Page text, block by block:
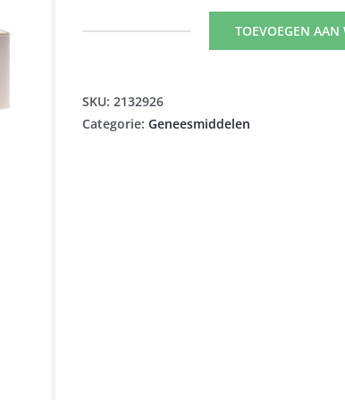
NEOBACITRACINE
DERM.
20
TOEVOEGEN AAN
SKU: 2132926
Categorie: Geneesmiddelen